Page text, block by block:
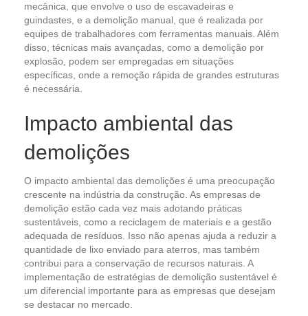
mecânica, que envolve o uso de escavadeiras e
guindastes, e a demolição manual, que é realizada por
equipes de trabalhadores com ferramentas manuais. Além
disso, técnicas mais avançadas, como a demolição por
explosão, podem ser empregadas em situações
específicas, onde a remoção rápida de grandes estruturas
é necessária.
Impacto ambiental das
demolições
O impacto ambiental das demolições é uma preocupação
crescente na indústria da construção. As empresas de
demolição estão cada vez mais adotando práticas
sustentáveis, como a reciclagem de materiais e a gestão
adequada de resíduos. Isso não apenas ajuda a reduzir a
quantidade de lixo enviado para aterros, mas também
contribui para a conservação de recursos naturais. A
implementação de estratégias de demolição sustentável é
um diferencial importante para as empresas que desejam
se destacar no mercado.